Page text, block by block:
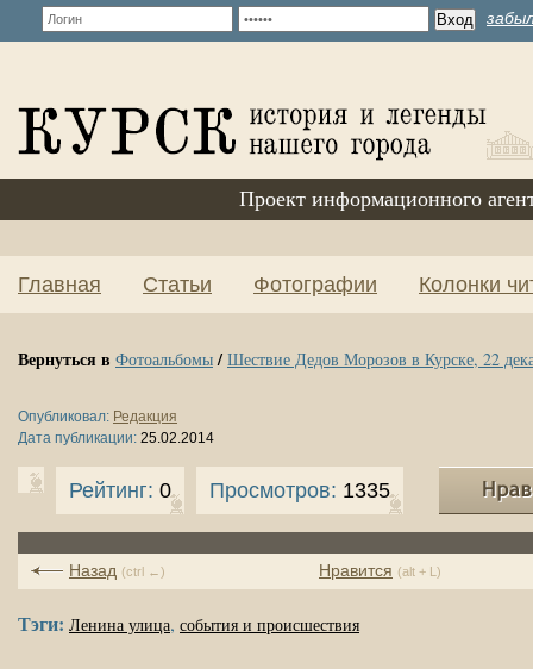
Проект информационного
Главная Статьи Фотографии Колонки
Вернуться в Фотоальбомы/ Шествие Дедов Морозов в Курске, 22
Опубликовал: Редакция
Дата публикации: 25.02.2014
Рейтинг: 0 Просмотров: 1335
Нравится (alt + L)
Назад (ctrl ←)
Тэги: Ленина улица, события и происшествия